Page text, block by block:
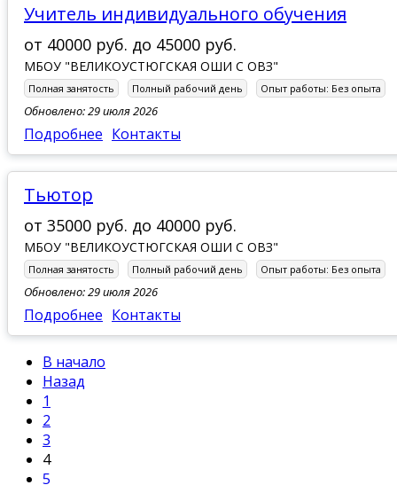
Учитель индивидуального обучения
от 40000 руб. до 45000 руб.
МБОУ "ВЕЛИКОУСТЮГСКАЯ ОШИ С ОВЗ"
Полная занятость Полный рабочий день Опыт работы: Без опыта
Обновлено: 29 июля 2026
Подробнее Контакты
тьютор
от 35000 руб. до 40000 руб.
МБОУ "ВЕЛИКОУСТЮГСКАЯ ОШИ С ОВЗ"
Полная занятость Полный рабочий день Опыт работы: Без опыта
Обновлено: 29 июля 2026
Подробнее Контакты
В начало
Назад
1
2
3
4
5